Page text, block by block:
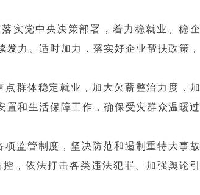
实党中央决策部署，着力稳就业、稳企
力、适时加力，落实好企业帮扶政策，
群体稳定就业，加大欠薪整治力度，加
和生活保障工作，确保受灾群众温暖过
监管制度，坚决防范和遏制重特大事故
，依法打击各类违法犯罪。加强舆论引